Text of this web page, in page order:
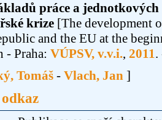
práce a
krize [The development
and the EU at the
- Praha: VÚPSV, v.v.i., 2011.
Tomáš - Vlach, Jan ]